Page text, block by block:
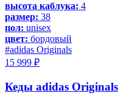
высота каблука: 4
размер: 38
пол: unisex
цвет: бордовый
#adidas Originals
15 999 ₽
Кеды adidas Originals